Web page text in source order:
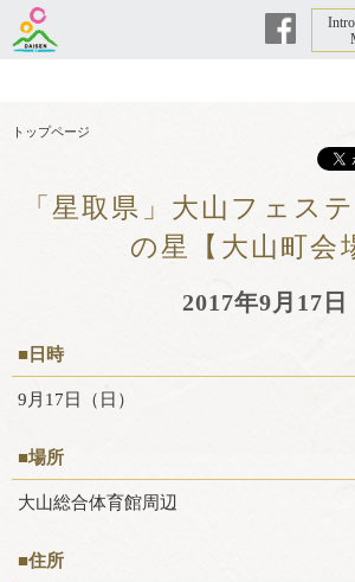
トップページ
「星取県」大山フェス
の星【大山町会
2017年9月17日
■日時
9月17日（日）
■場所
大山総合体育館周辺
■住所